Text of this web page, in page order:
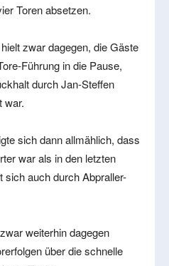
Toren absetzen.
zwar dagegen, die Gäste
Führung in die Pause,
durch Jan-Steffen
war.
sich dann allmählich, dass
war als in den letzten
sich auch durch Abpraller-
weiterhin dagegen
über die schnelle